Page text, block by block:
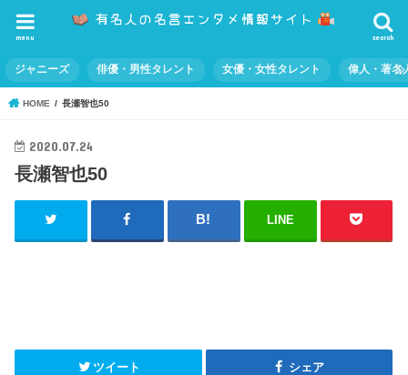
search
menu
ジャニーズ 俳優・男性タレント 女優・女性タレント 偉人・著名
HOME 長瀬智也50
2020.07.24
長瀬智也50
LINE
ツイート シェア